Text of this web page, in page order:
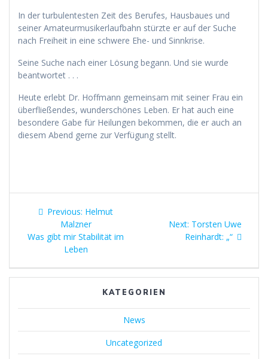
In der turbulentesten Zeit des Berufes, Hausbaues und
seiner Amateurmusikerlaufbahn stürzte er auf der Suche
nach Freiheit in eine schwere Ehe- und Sinnkrise.
Seine Suche nach einer Lösung begann. Und sie wurde
beantwortet . . .
Heute erlebt Dr. Hoffmann gemeinsam mit seiner Frau ein
überfließendes, wunderschönes Leben. Er hat auch eine
besondere Gabe für Heilungen bekommen, die er auch an
diesem Abend gerne zur Verfügung stellt.
Beitragsnavigation
Previous: Previous
post:
Helmut
Malzner
Was gibt mir Stabilität im
Leben
Next: Next
post:
Torsten Uwe
Reinhardt: „“
KATEGORIEN
News
Uncategorized